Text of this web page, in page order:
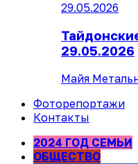
29.05.2026
Майя
Фоторепортажи
Контакты
2024 ГОД СЕМЬИ
ОБЩЕСТВО